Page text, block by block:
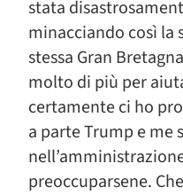
stata
minacciando così
stessa Gran
molto di più per
certamente ci ho
a parte Trump e me
preoccuparsene.